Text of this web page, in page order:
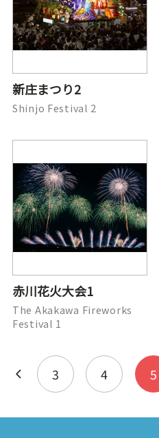
新庄まつり2
Shinjo Festival 2
赤川花火大会1
The Akakawa Fireworks
Festival 1
3 4 5